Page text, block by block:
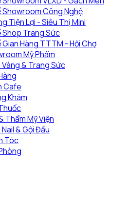
Showroom Công Nghệ
Tiện Lợi - Siêu Thị Mini
Shop Trang Sức
Gian Hàng TTTM - Hội Chợ
Mỹ Phẩm
& Trang Sức
Cafe
Khám
Thẩm Mỹ Viện
& Gội Đầu
Tóc